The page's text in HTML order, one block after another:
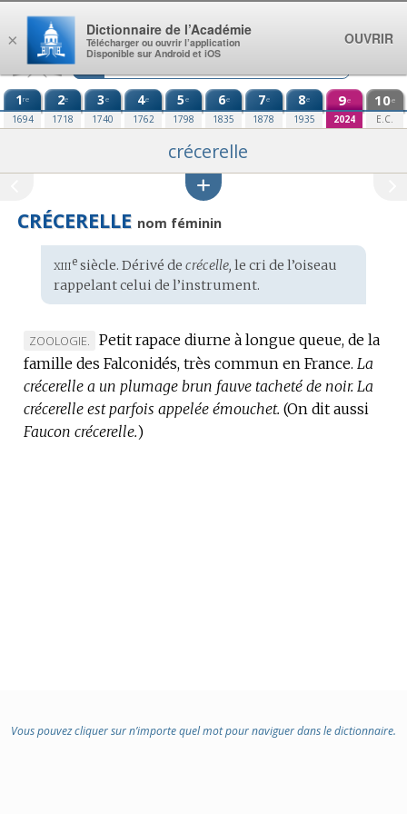
Aller au contenu
1re
1694
2e
1718
3e
1740
4e
1762
5e
1798
6e
1835
7e
1878
8e
1935
9e
2024
10e
E.C.
crécerelle
CRÉCERELLE nom féminin
Étymologie
:
xiiiesiècle. Dérivé de crécelle, le cri de l’oiseau
rappelant celui de l’instrument.
MARQUE
DE
DOMAINE
:
ZOOLOGIE.
Petit rapace diurne à longue queue, de la
famille des Falconidés, très commun en France. La
crécerelle a un plumage brun fauve tacheté de noir. La
crécerelle est parfois appelée émouchet. (On dit aussi
Faucon crécerelle.)
Vous pouvez cliquer sur n’importe quel mot pour naviguer dans le dictionnaire.
×
Dictionnaire de l’Académie
Télécharger ou ouvrir l’application
Disponible sur Android et iOS
OUVRIR